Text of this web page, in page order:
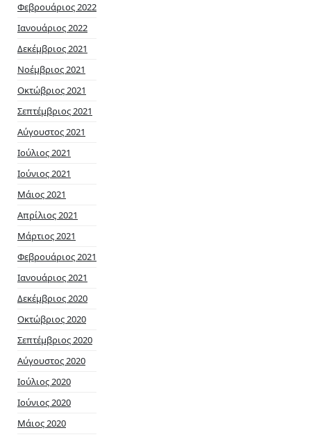
Φεβρουάριος 2022
Ιανουάριος 2022
Δεκέμβριος 2021
Νοέμβριος 2021
Οκτώβριος 2021
Σεπτέμβριος 2021
Αύγουστος 2021
Ιούλιος 2021
Ιούνιος 2021
Μάιος 2021
Απρίλιος 2021
Μάρτιος 2021
Φεβρουάριος 2021
Ιανουάριος 2021
Δεκέμβριος 2020
Οκτώβριος 2020
Σεπτέμβριος 2020
Αύγουστος 2020
Ιούλιος 2020
Ιούνιος 2020
Μάιος 2020